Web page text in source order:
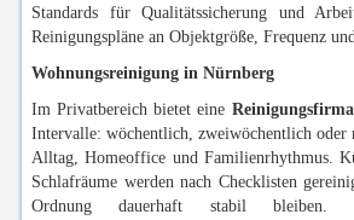
Standards für Qualitätssicherung und
Reinigungspläne an Objektgröße, Frequenz
Wohnungsreinigung in Nürnberg
Im Privatbereich bietet eine
Intervalle: wöchentlich, zweiwöchentlich oder
Alltag, Homeoffice und Familienrhythmus.
Schlafräume werden nach Checklisten
Ordnung dauerhaft stabil